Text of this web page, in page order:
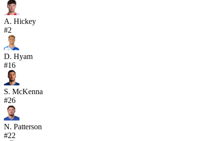
A. Hickey
#2
D. Hyam
#16
S. McKenna
#26
N. Patterson
#22